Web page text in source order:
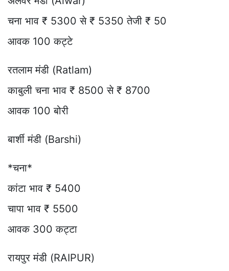
चना भाव ₹ 5300 से ₹ 5350 तेजी ₹ 50
आवक 100 कट्टे
रतलाम मंडी (Ratlam)
काबुली चना भाव ₹ 8500 से ₹ 8700
आवक 100 बोरी
बार्शी मंडी (Barshi)
*चना*
कांटा भाव ₹ 5400
चापा भाव ₹ 5500
आवक 300 कट्टा
रायपुर मंडी (RAIPUR)